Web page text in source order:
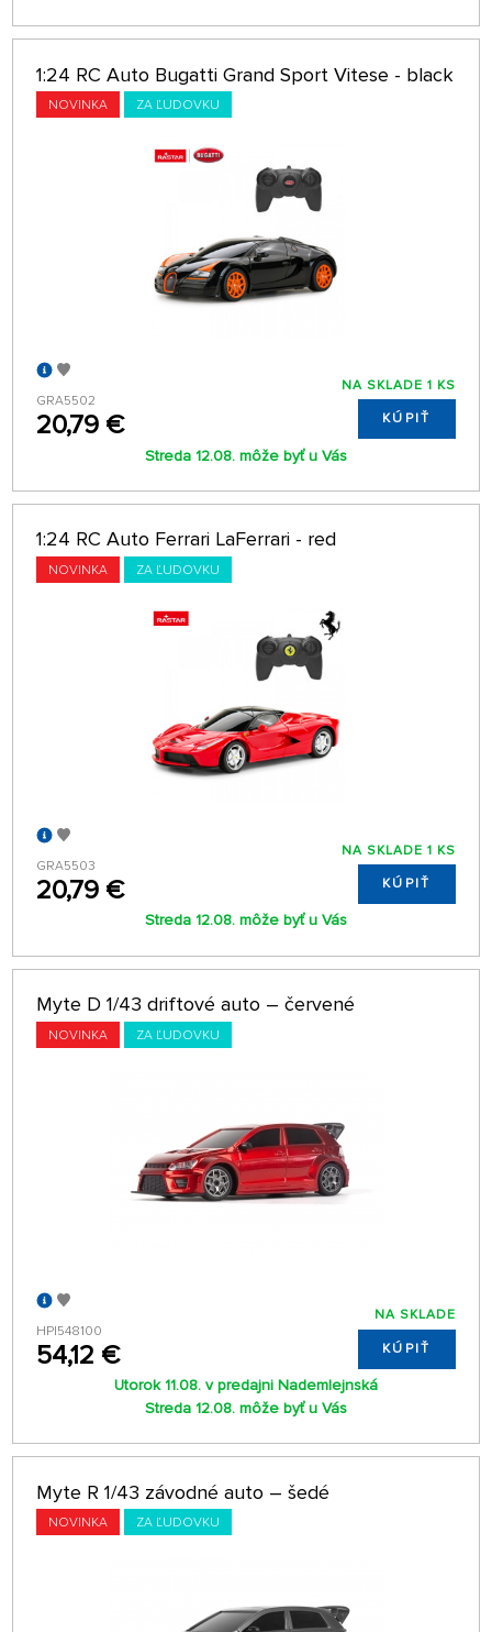
1:24 RC Auto Bugatti Grand Sport Vitese - black
NOVINKA ZA ĽUDOVKU
GRA5502
20,79 €
NA SKLADE 1 KS
KÚPIŤ
Streda 12.08. môže byť u Vás
1:24 RC Auto Ferrari LaFerrari - red
NOVINKA ZA ĽUDOVKU
GRA5503
20,79 €
NA SKLADE 1 KS
KÚPIŤ
Streda 12.08. môže byť u Vás
Myte D 1/43 driftové auto – červené
NOVINKA ZA ĽUDOVKU
HPI548100
54,12 €
NA SKLADE
KÚPIŤ
Utorok 11.08. v predajni Nademlejnská
Streda 12.08. môže byť u Vás
Myte R 1/43 závodné auto – šedé
NOVINKA ZA ĽUDOVKU